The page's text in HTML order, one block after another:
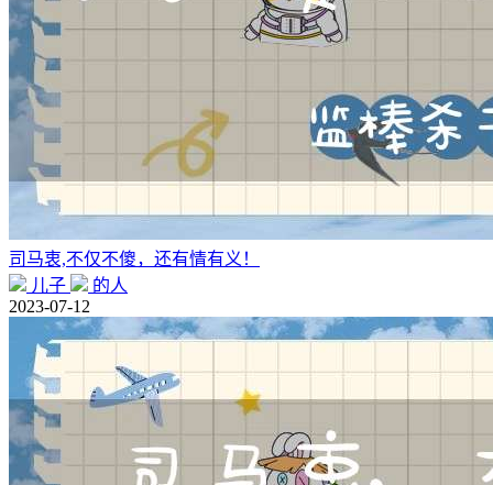
司马衷,不仅不傻，还有情有义！
儿子
的人
2023-07-12